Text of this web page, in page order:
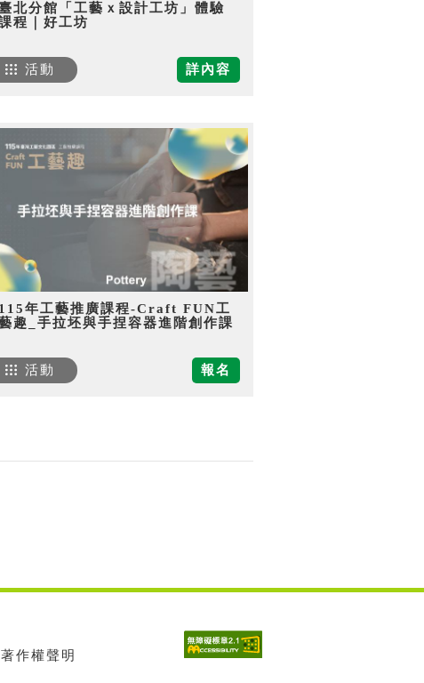
北分館「工藝ｘ設計工坊」體驗
程｜好工坊
詳內容
活動
115年工藝推廣課程-Craft FUN工
趣_手拉坯與手捏容器進階創作課
報名
活動
作權聲明